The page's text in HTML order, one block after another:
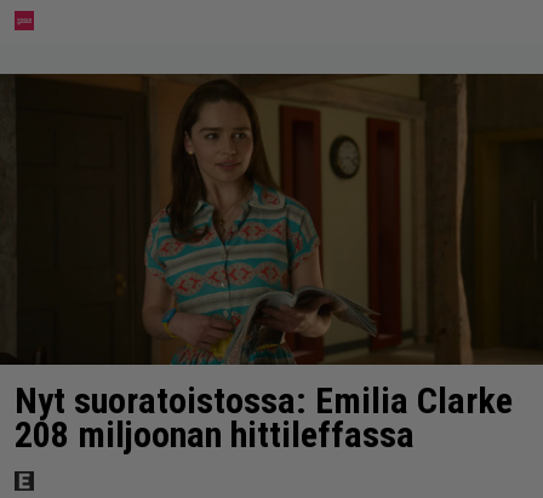
Nyt suoratoistossa: Emilia Clarke
208 miljoonan hittileffassa